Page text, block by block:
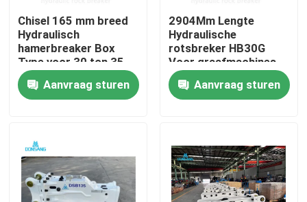
Huis
VR-show
Chisel 165 mm breed
Hydraulisch
hamerbreaker Box
Type voor 30 ton 35
ton 40 ton
graafmachine
Aanvraag sturen
2904Mm Lengte
Hydraulische
rotsbreker HB30G
Voor graafmachines
Invalkracht 5250 J
Aanvraag sturen